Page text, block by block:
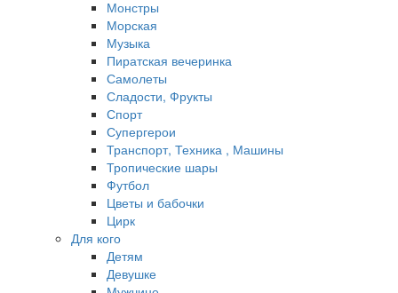
Монстры
Морская
Музыка
Пиратская вечеринка
Самолеты
Сладости, Фрукты
Спорт
Супергерои
Транспорт, Техника , Машины
Тропические шары
Футбол
Цветы и бабочки
Цирк
Для кого
Детям
Девушке